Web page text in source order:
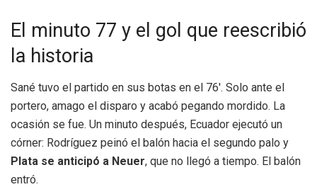
El minuto 77 y el gol que reescribió
la historia
Sané tuvo el partido en sus botas en el 76′. Solo ante el
portero, amago el disparo y acabó pegando mordido. La
ocasión se fue. Un minuto después, Ecuador ejecutó un
córner: Rodríguez peinó el balón hacia el segundo palo y
Plata se anticipó a Neuer, que no llegó a tiempo. El balón
entró.